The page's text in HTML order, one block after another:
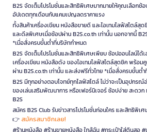
B2S จัดเต็มโปรโมชั่นและสิทธิพิเศษมากมายให้คุณเลือกช้
อัปเดตทุกเดือนกับแคมเปญลดราคาแรง
ทั้งสินค้าเครื่องเขียน หนังสือขายดี และไอเทมไลฟ์สไตล์สุ
และดีลพิเศษเมื่อช้อปผ่าน B2S.co.th เท่านั้น นอกจากนี้
*เมื่อสั่งครบขั้นต่ำที่บริษัทกำหนด
B2S จัดเต็มโปรโมชั่นและสิทธิพิเศษเพียบ ช้อปออนไลน์ได้
เครื่องเขียน หนังสือดัง ของไอเทมไลฟ์สไตล์สุดชิค พร้อ
ผ่าน B2S.co.th เท่านั้น และส่งฟรีทั่วไทย *เมื่อสั่งครบขั้นต่
B2S มีทุกอย่างตอบโจทย์ทุกไลฟ์สไตล์ ไม่ว่าจะเป็นอุปกรณ์
ของเล่นเสริมพัฒนาการ หรือเฟอร์นิเจอร์ ช้อปง่าย สะดวก
B2S
สมัคร B2S Club รับข่าวสารโปรโมชั่นก่อนใคร และสิทธิพิเ
👉 สมัครสมาชิกเลย!
#ร้านหนังสือ #ร้านขายหนังสือ ใกล้ฉัน #กระเป๋าใส่ดินสอ